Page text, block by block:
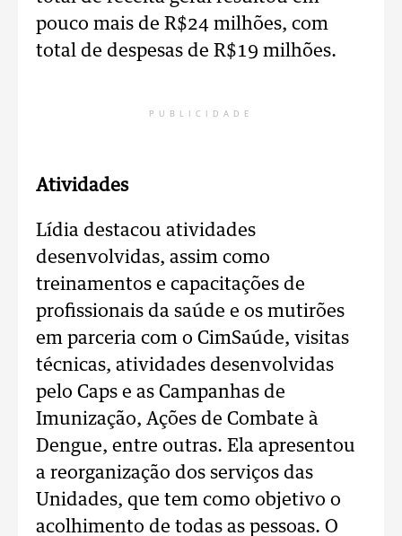
pouco mais de R$24 milhões, com
total de despesas de R$19 milhões.
PUBLICIDADE
Atividades
Lídia destacou atividades
desenvolvidas, assim como
treinamentos e capacitações de
profissionais da saúde e os mutirões
em parceria com o CimSaúde, visitas
técnicas, atividades desenvolvidas
pelo Caps e as Campanhas de
Imunização, Ações de Combate à
Dengue, entre outras. Ela apresentou
a reorganização dos serviços das
Unidades, que tem como objetivo o
acolhimento de todas as pessoas. O